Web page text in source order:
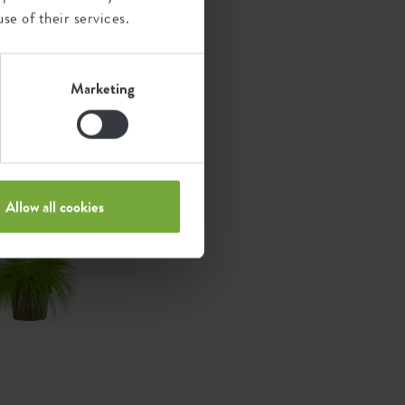
of their services.
Marketing
Allow all cookies
med
flexuosa 'tarta'